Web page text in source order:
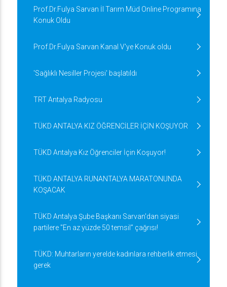
Prof.Dr.Fulya Sarvan İl Tarım Müd Online Programına
Konuk Oldu
Prof.Dr.Fulya Sarvan Kanal V'ye Konuk oldu
'Sağlıklı Nesiller Projesi' başlatıldı
TRT Antalya Radyosu
TÜKD ANTALYA KIZ ÖĞRENCİLER İÇİN KOŞUYOR
TÜKD Antalya Kız Öğrenciler İçin Koşuyor!
TÜKD ANTALYA RUNANTALYA MARATONUNDA
KOŞACAK
TÜKD Antalya Şube Başkanı Sarvan'dan siyasi
partilere "En az yüzde 50 temsil” çağrısı!
TÜKD: Muhtarların yerelde kadınlara rehberlik etmesi
gerek